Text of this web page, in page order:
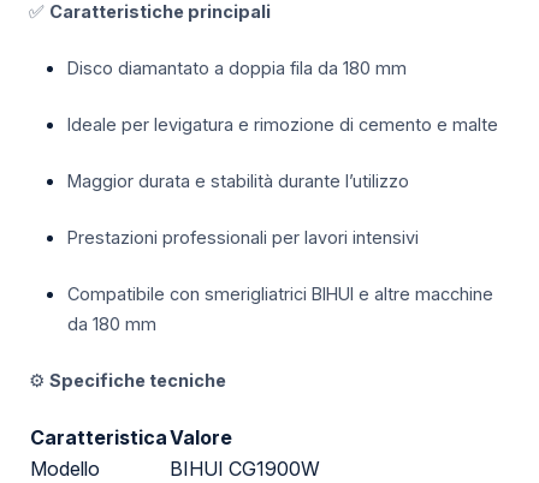
✅ Caratteristiche principali
Disco diamantato a doppia fila da 180 mm
Ideale per levigatura e rimozione di cemento e malte
Maggior durata e stabilità durante l’utilizzo
Prestazioni professionali per lavori intensivi
Compatibile con smerigliatrici BIHUI e altre macchine
da 180 mm
⚙️ Specifiche tecniche
CaratteristicaValore
Modello
BIHUI CG1900W